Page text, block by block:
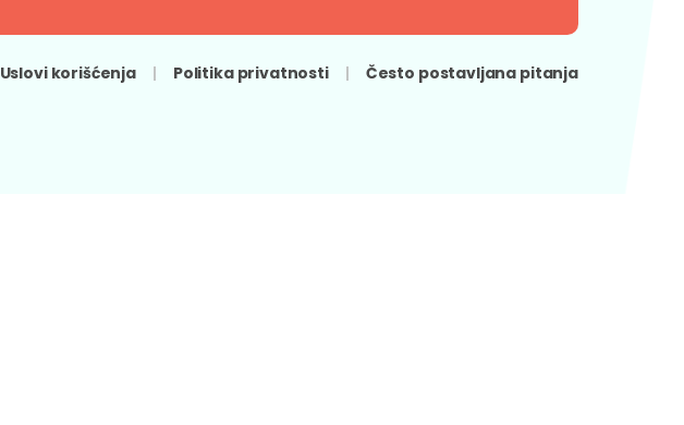
Uslovi korišćenja Politika privatnosti Često postavljana pitanja